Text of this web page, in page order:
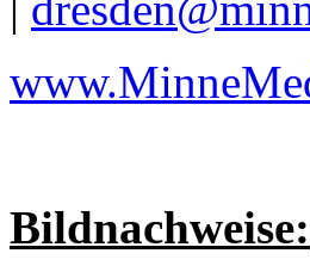
Bildnachweise: